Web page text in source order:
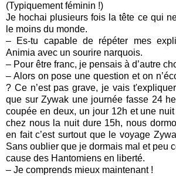
(Typiquement féminin !)
Je hochai plusieurs fois la tête ce qui
le moins du monde.
– Es-tu capable de répéter mes
Animia avec un sourire narquois.
– Pour être franc, je pensais à d’autre
– Alors on pose une question et on
? Ce n’est pas grave, je vais
que sur Zywak une journée fasse 24
coupée en deux, un jour 12h et une
chez nous la nuit dure 15h, nous
en fait c’est surtout que le voyage
Sans oublier que je dormais mal et peu
cause des Hantomiens en liberté.
– Je comprends mieux maintenant !